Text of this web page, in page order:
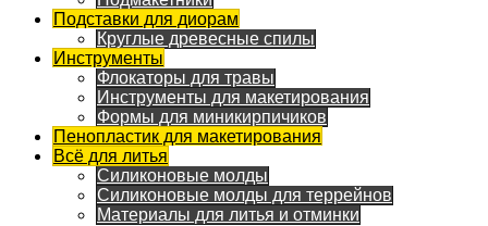
Подставки для диорам
Круглые древесные спилы
Инструменты
Флокаторы для травы
Инструменты для макетирования
Формы для миникирпичиков
Пенопластик для макетирования
Всё для литья
Силиконовые молды
Силиконовые молды для террейнов
Материалы для литья и отминки